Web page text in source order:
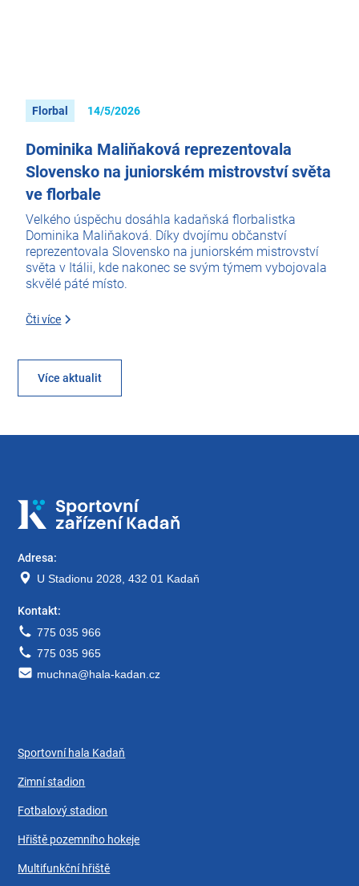
Florbal 14/5/2026
Dominika Maliňaková reprezentovala
Slovensko na juniorském mistrovství světa
ve florbale
Velkého úspěchu dosáhla kadaňská florbalistka
Dominika Maliňaková. Díky dvojímu občanství
reprezentovala Slovensko na juniorském mistrovství
světa v Itálii, kde nakonec se svým týmem vybojovala
skvělé páté místo.
Čti více
Více aktualit
Adresa:
U Stadionu 2028, 432 01 Kadaň
Kontakt:
775 035 966
775 035 965
muchna@hala-kadan.cz
Sportovní hala Kadaň
Zimní stadion
Fotbalový stadion
Hřiště pozemního hokeje
Multifunkční hřiště